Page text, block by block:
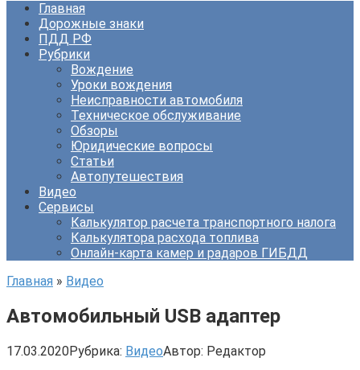
Главная
Дорожные знаки
ПДД РФ
Рубрики
Вождение
Уроки вождения
Неисправности автомобиля
Техническое обслуживание
Обзоры
Юридические вопросы
Статьи
Автопутешествия
Видео
Сервисы
Калькулятор расчета транспортного налога
Калькулятора расхода топлива
Онлайн-карта камер и радаров ГИБДД
Главная » Видео
Автомобильный USB адаптер
17.03.2020Рубрика: ВидеоАвтор: Редактор